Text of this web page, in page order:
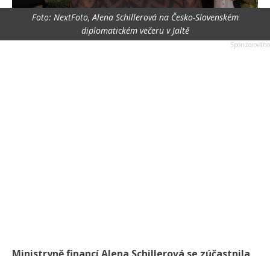
Foto: NextFoto, Alena Schillerová na Česko-Slovenském
diplomatickém večeru v Jaltě
Ministryně financí Alena Schillerová se zúčastnila